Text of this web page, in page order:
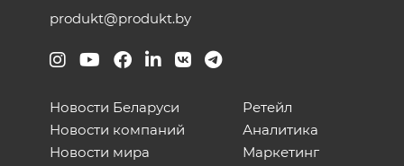
produkt@produkt.by
Новости Беларуси
Новости компаний
Новости мира
Ретейл
Аналитика
Маркетинг